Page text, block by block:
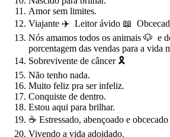
Amor sem limites.
Viajante ✈️ Leitor ávido 📖
Nós amamos todos os animais 🐶 e
porcentagem das vendas para a vida
Sobrevivente de câncer 🎗️
Não tenho nada.
Muito feliz pra ser infeliz.
Conquiste de dentro.
Estou aqui para brilhar.
☕ Estressado, abençoado e
Vivendo a vida adoidado.